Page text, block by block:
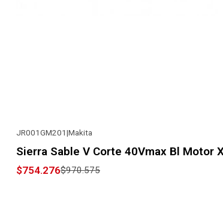
JR001GM201|Makita
Sierra Sable V Corte 40Vmax Bl Motor
$754.276$970.575